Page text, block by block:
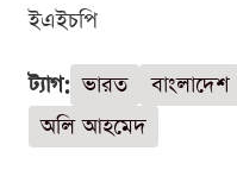
ইএইচপি
ট্যাগ: ভারত বাংলাদেশ
অলি আহমেদ